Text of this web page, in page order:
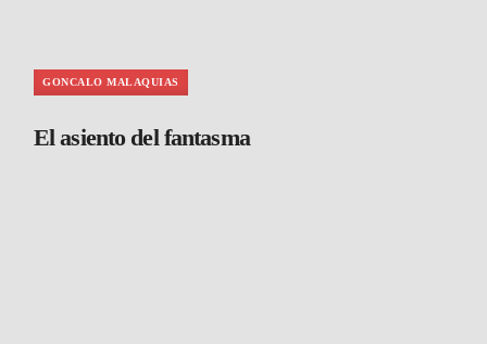
GONCALO MALAQUIAS
El asiento del fantasma